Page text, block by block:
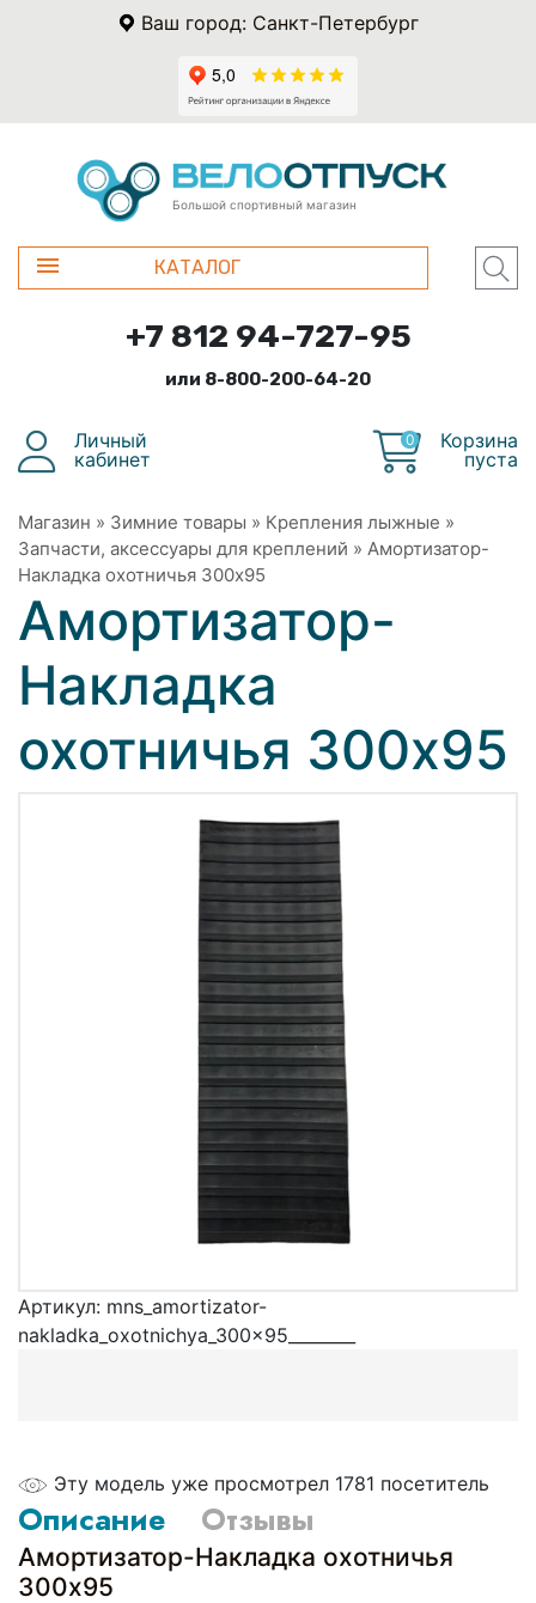
Ваш город: Санкт-Петербург
Большой спортивный магазин
КАТАЛОГ
+7 812 94-727-95
или 8-800-200-64-20
Личный
кабинет
0
Корзина
пуста
Магазин » Зимние товары » Крепления лыжные »
Запчасти, аксессуары для креплений » Амортизатор-
Накладка охотничья 300х95
Амортизатор-
Накладка
охотничья 300х95
Артикул: mns_amortizator-
nakladka_oxotnichya_300x95________
Эту модель уже просмотрел 1781 посетитель
Описание Отзывы
Амортизатор-Накладка охотничья
300х95